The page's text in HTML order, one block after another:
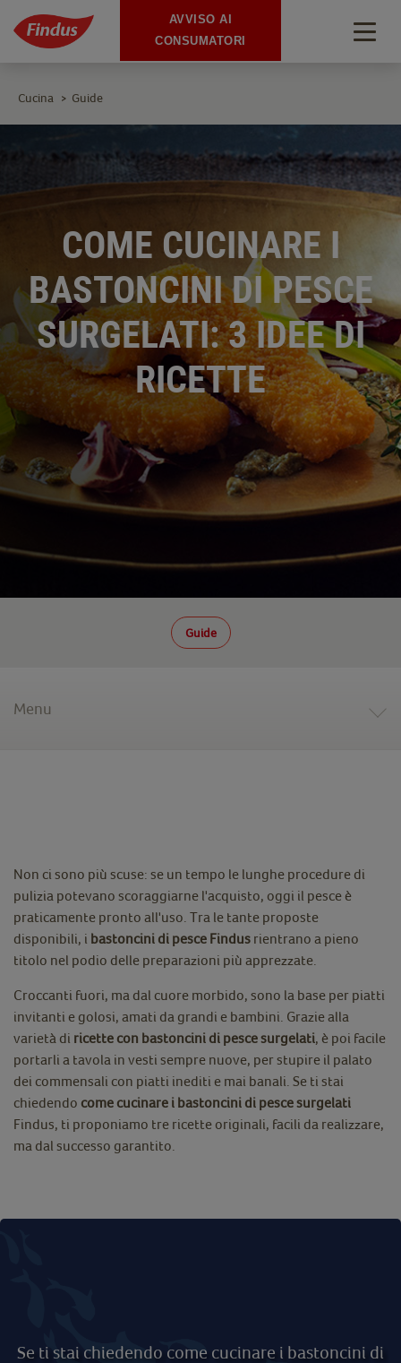
COME CUCINARE I
BASTONCINI DI PESCE
SURGELATI: 3 IDEE DI
RICETTE
Guide
Cucina > Guide
Menu
Non ci sono più scuse: se un tempo le lunghe procedure di
pulizia potevano scoraggiarne l'acquisto, oggi il pesce è
praticamente pronto all'uso. Tra le tante proposte
disponibili, i bastoncini di pesce Findus rientrano a pieno
titolo nel podio delle preparazioni più apprezzate.
Croccanti fuori, ma dal cuore morbido, sono la base per piatti
invitanti e golosi, amati da grandi e bambini. Grazie alla
varietà di ricette con bastoncini di pesce surgelati, è poi facile
portarli a tavola in vesti sempre nuove, per stupire il palato
dei commensali con piatti inediti e mai banali. Se ti stai
chiedendo come cucinare i bastoncini di pesce surgelati
Findus, ti proponiamo tre ricette originali, facili da realizzare,
ma dal successo garantito.
Se ti stai chiedendo come cucinare i bastoncini di
AVVISO AI
CONSUMATORI